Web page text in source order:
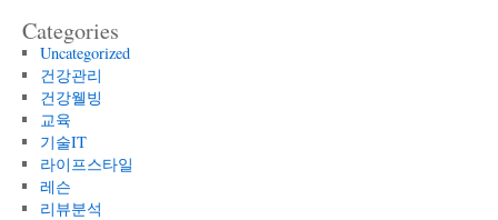
Categories
Uncategorized
건강관리
건강웰빙
교육
기술IT
라이프스타일
레슨
리뷰분석